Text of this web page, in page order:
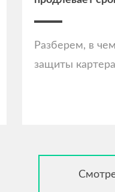
Разберем, в
защиты